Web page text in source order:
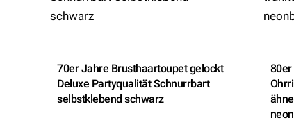
70er Jahre Brusthaartoupet gelockt
Deluxe Partyqualität Schnurrbart
selbstklebend schwarz